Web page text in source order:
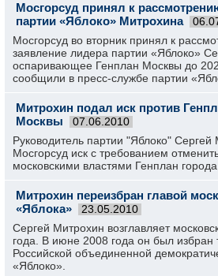
Мосгорсуд принял к
партии «Яблоко» Митрохина
Мосгорсуд во вторник принял к
заявление лидера партии «Яблоко»
оспаривающее Генплан Москвы до
сообщили в пресс-службе партии
Митрохин подал иск против
Москвы
07.06.2010
Руководитель партии "Яблоко"
Мосгорсуд иск с требованием
московскими властями Генплан города.
Митрохин переизбран главой
«Яблока»
23.05.2010
Сергей Митрохин возглавляет
года. В июне 2008 года он был избран
Российской объединенной
«Яблоко».